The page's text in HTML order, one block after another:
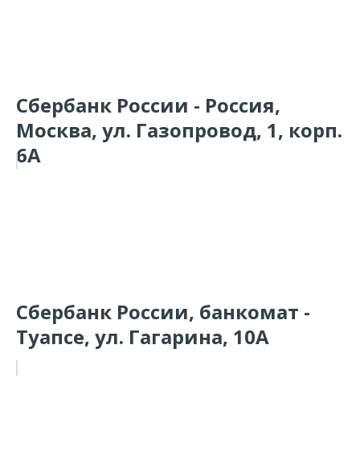
Сбербанк России - Россия,
Москва, ул. Газопровод, 1, корп.
6А
Сбербанк России, банкомат -
Туапсе, ул. Гагарина, 10А